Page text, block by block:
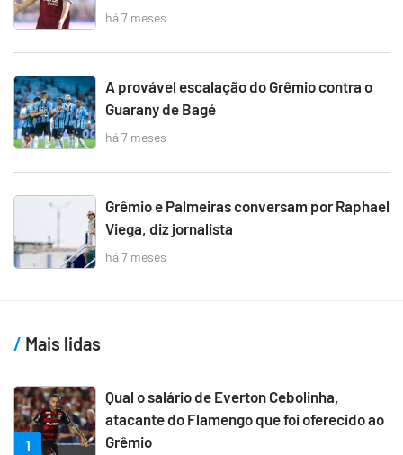
há 7 meses
A provável escalação do Grêmio contra o
Guarany de Bagé
há 7 meses
Grêmio e Palmeiras conversam por Raphael
Viega, diz jornalista
há 7 meses
Mais lidas
1
Qual o salário de Everton Cebolinha,
atacante do Flamengo que foi oferecido ao
Grêmio